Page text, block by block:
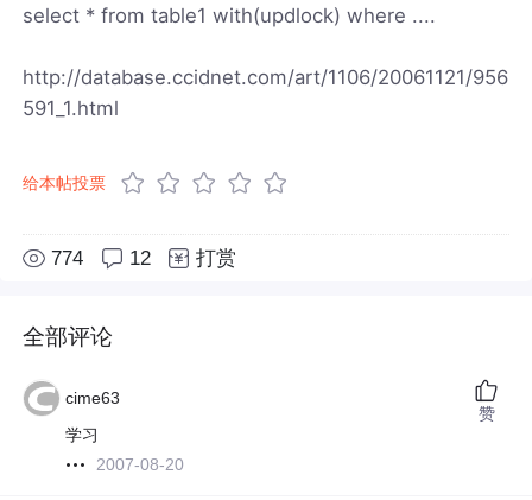
select * from table1 with(updlock) where ....
http://database.ccidnet.com/art/1106/20061121/956
591_1.html
给本帖投票
774 12 打赏
全部评论
cime63
学习
2007-08-20
赞